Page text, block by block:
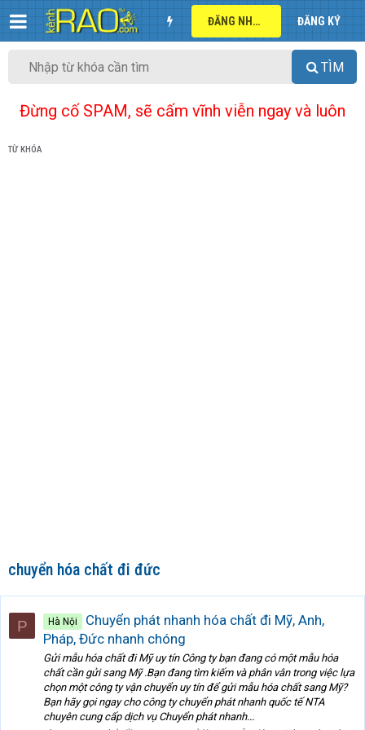
ĐĂNG NHẬP ĐĂNG KÝ
TÌM
Đừng cố SPAM, sẽ cấm vĩnh viễn ngay và luôn
TỪ KHÓA
chuyển hóa chất đi đức
P Hà Nội
Chuyển phát nhanh hóa chất đi Mỹ, Anh,
Pháp, Đức nhanh chóng
Gửi mẫu hóa chất đi Mỹ uy tín Công ty bạn đang có một mẫu hóa
chất cần gửi sang Mỹ .Bạn đang tìm kiếm và phân vân trong việc lựa
chọn một công ty vận chuyển uy tín để gửi mẫu hóa chất sang Mỹ?
Bạn hãy gọi ngay cho công ty chuyển phát nhanh quốc tế NTA
chuyên cung cấp dịch vụ Chuyển phát nhanh...